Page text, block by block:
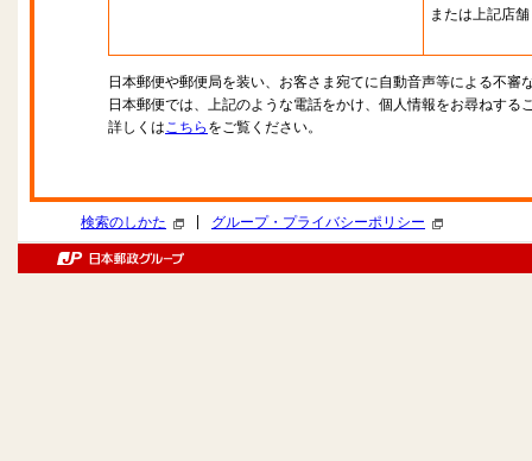
または上記店舗
日本郵便や郵便局を装い、お客さま宛てに自動音声等による不審
日本郵便では、上記のような電話をかけ、個人情報をお尋ねする
詳しくはこちら をご覧ください。
検索のしかた グループ・プライバシーポリシー